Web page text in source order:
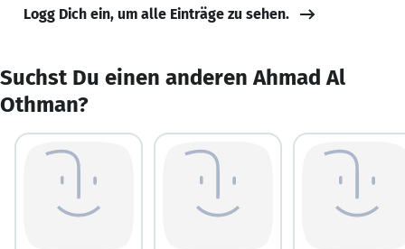
Logg Dich ein, um alle Einträge zu sehen.
Suchst Du einen anderen Ahmad Al
Othman?